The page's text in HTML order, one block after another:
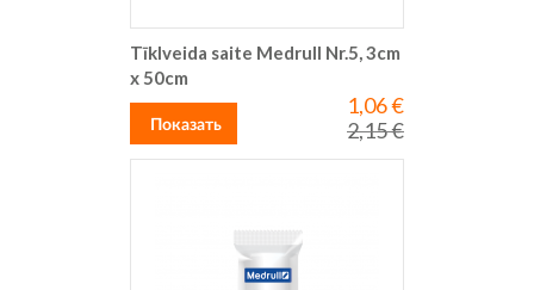
Tīklveida saite Medrull Nr.5, 3cm
x 50cm
Special
Price
1,06 €
Regular
Price
2,15 €
Показать